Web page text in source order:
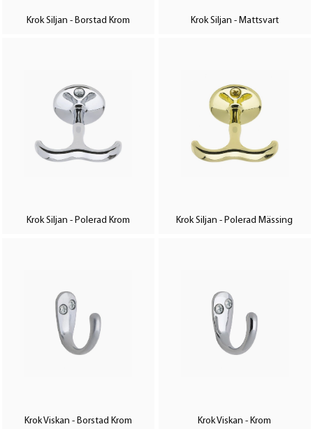
Krok Siljan - Borstad Krom Krok Siljan - Mattsvart
Krok Siljan - Polerad Krom Krok Siljan - Polerad Mässing
Krok Viskan - Borstad Krom Krok Viskan - Krom